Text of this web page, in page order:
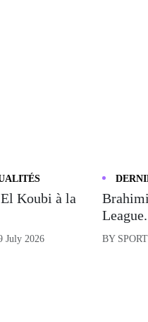
Koubi à la
July 2026 BY